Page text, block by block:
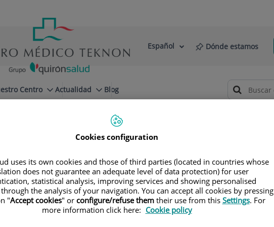
Selector
Idioma
Español Dónde estamos
Centro Actualidad Blog
Cookies configuration
uses its own cookies and those of third parties (located in countries whose
does not guarantee an adequate level of data protection) for user
statistical analysis, improving services and showing personalised
the analysis of your navigation. You can accept all cookies by pressing
"Accept cookies" or configure/refuse themtheir use from this Settings. For
more information click here: Cookie policy